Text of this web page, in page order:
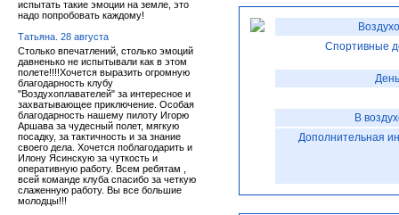
испытать такие эмоции на земле, это
надо попробовать каждому!
Татьяна. 28 августа
Столько впечатлений, столько эмоций
давненько не испытывали как в этом
полете!!!!Хочется выразить огромную
благодарность клубу
"Воздухоплавателей" за интересное и
захватывающее приключение. Особая
благодарность нашему пилоту Игорю
Аршава за чудесный полет, мягкую
посадку, за тактичность и за знание
своего дела. Хочется поблагодарить и
Илону Ясинскую за чуткость и
оперативную работу. Всем ребятам ,
всей команде клуба спасибо за четкую
слаженную работу. Вы все большие
молодцы!!!
Спортивные
В
Дополнительная